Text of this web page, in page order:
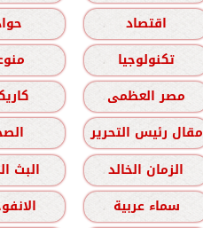
اقتصاد
تكنولوجيا
مصر العظمى
مقال رئيس التحرير
الزمان الخالد
البث
سماء عربية